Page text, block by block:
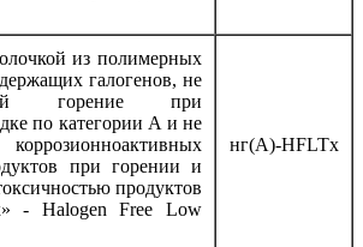
из полимерных
галогенов, не
горение при
по категории А и не
при горении и
продуктов
- Halogen Free Low
нг(А)-HFLTx